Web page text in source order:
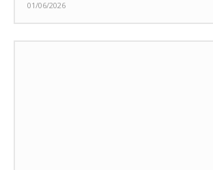
01/06/2026